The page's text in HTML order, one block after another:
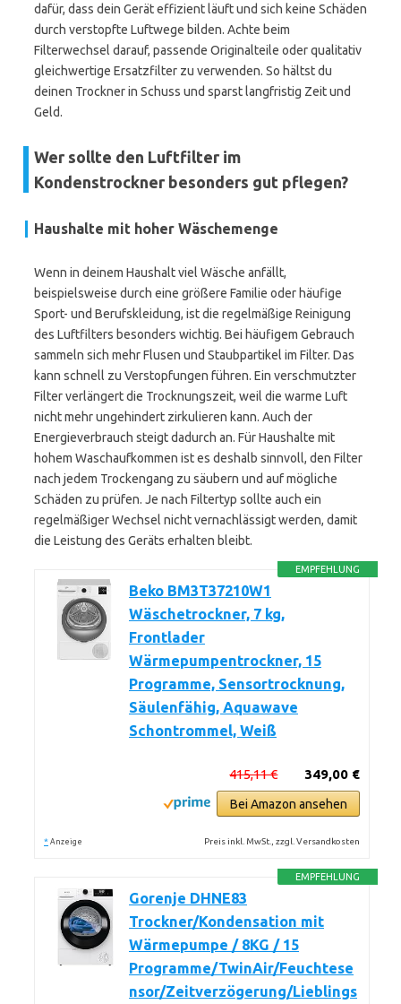
dafür, dass dein Gerät effizient läuft und sich keine Schäden
durch verstopfte Luftwege bilden. Achte beim
Filterwechsel darauf, passende Originalteile oder qualitativ
gleichwertige Ersatzfilter zu verwenden. So hältst du
deinen Trockner in Schuss und sparst langfristig Zeit und
Geld.
Wer sollte den Luftfilter im
Kondenstrockner besonders gut pflegen?
Haushalte mit hoher Wäschemenge
Wenn in deinem Haushalt viel Wäsche anfällt,
beispielsweise durch eine größere Familie oder häufige
Sport- und Berufskleidung, ist die regelmäßige Reinigung
des Luftfilters besonders wichtig. Bei häufigem Gebrauch
sammeln sich mehr Flusen und Staubpartikel im Filter. Das
kann schnell zu Verstopfungen führen. Ein verschmutzter
Filter verlängert die Trocknungszeit, weil die warme Luft
nicht mehr ungehindert zirkulieren kann. Auch der
Energieverbrauch steigt dadurch an. Für Haushalte mit
hohem Waschaufkommen ist es deshalb sinnvoll, den Filter
nach jedem Trockengang zu säubern und auf mögliche
Schäden zu prüfen. Je nach Filtertyp sollte auch ein
regelmäßiger Wechsel nicht vernachlässigt werden, damit
die Leistung des Geräts erhalten bleibt.
EMPFEHLUNG
Beko BM3T37210W1
Wäschetrockner, 7 kg,
Frontlader
Wärmepumpentrockner, 15
Programme, Sensortrocknung,
Säulenfähig, Aquawave
Schontrommel, Weiß
349,00 €
415,11 €
Bei Amazon ansehen
* Anzeige Preis inkl. MwSt., zzgl. Versandkosten
EMPFEHLUNG
Gorenje DHNE83
Trockner/Kondensation mit
Wärmepumpe / 8KG / 15
Programme/TwinAir/Feuchtese
nsor/Zeitverzögerung/Lieblings